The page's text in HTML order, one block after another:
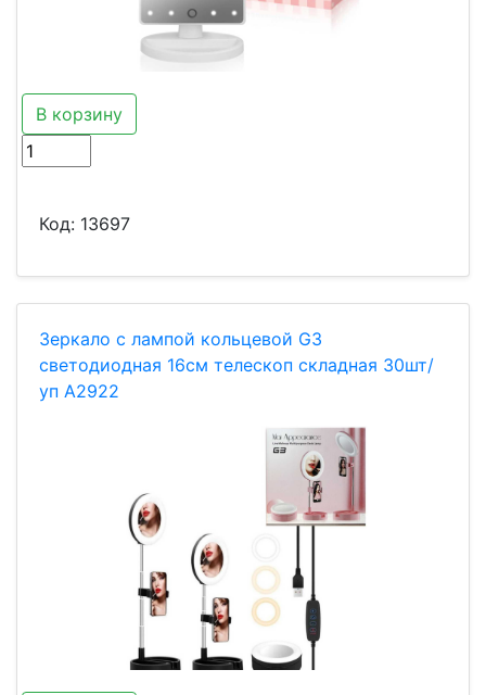
В корзину
Код: 13697
Зеркало с лампой кольцевой G3
светодиодная 16см телескоп складная 30шт/
уп A2922